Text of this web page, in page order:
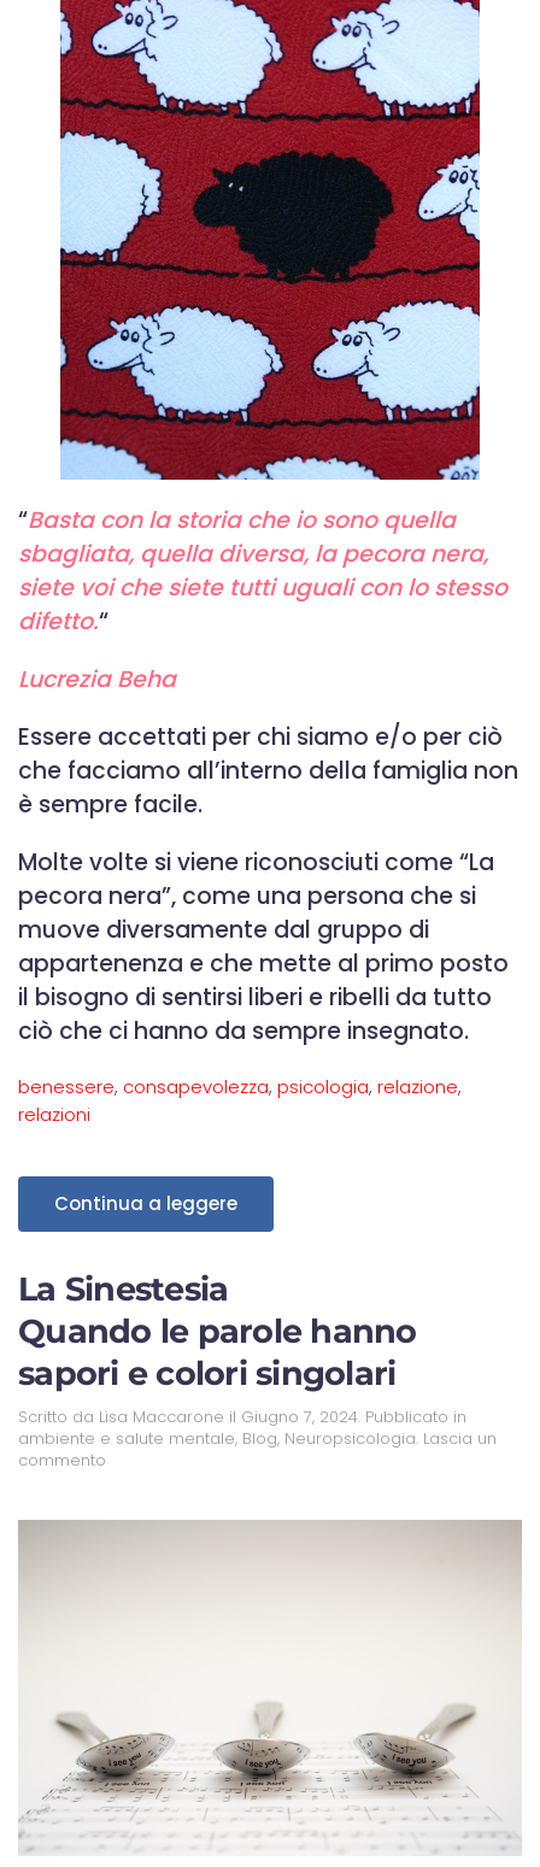
“Basta con la storia che io sono quella
sbagliata, quella diversa, la pecora nera,
siete voi che siete tutti uguali con lo stesso
difetto.“
Lucrezia Beha
Essere accettati per chi siamo e/o per ciò
che facciamo all’interno della famiglia non
è sempre facile.
Molte volte si viene riconosciuti come “La
pecora nera”, come una persona che si
muove diversamente dal gruppo di
appartenenza e che mette al primo posto
il bisogno di sentirsi liberi e ribelli da tutto
ciò che ci hanno da sempre insegnato.
benessere, consapevolezza, psicologia, relazione,
relazioni
Continua a leggere
La Sinestesia
Quando le parole hanno
sapori e colori singolari
Scritto da Lisa Maccarone il Giugno 7, 2024. Pubblicato in
ambiente e salute mentale, Blog, Neuropsicologia. Lascia un
commento